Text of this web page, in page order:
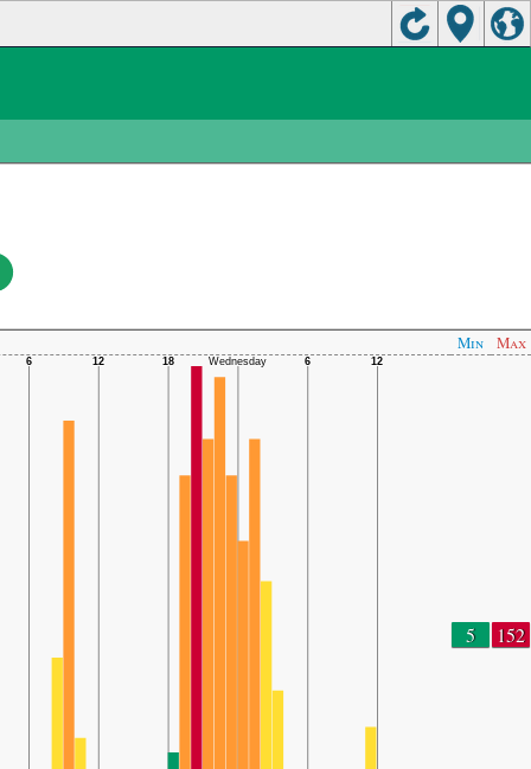
Min Max
5 152